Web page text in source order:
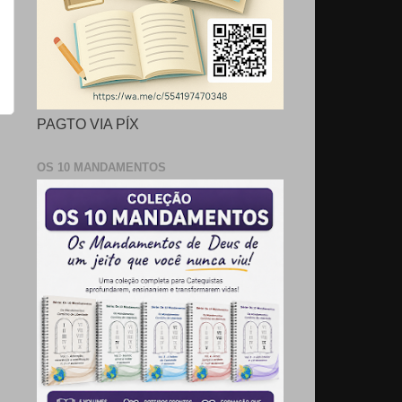
PAGTO VIA PÍX
OS 10 MANDAMENTOS